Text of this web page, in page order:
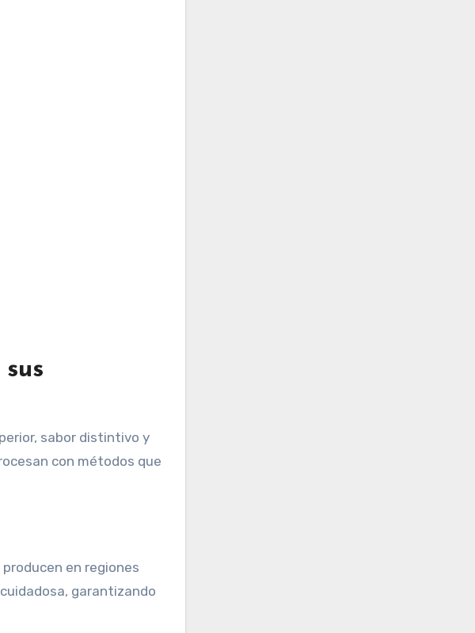
sabor distintivo y
con métodos que
en regiones
garantizando